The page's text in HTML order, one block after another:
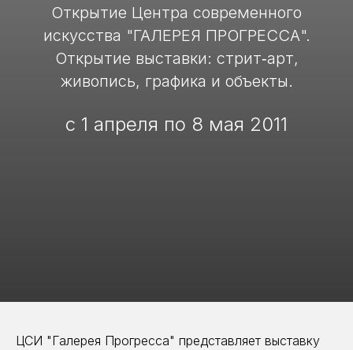
Открытие Центра современного
искусства "ГАЛЕРЕЯ ПРОГРЕССА".
Открытие выставки: стрит‑арт,
живопись, графика и объекты.
с 1 апреля по 8 мая 2011
ЦСИ "Галерея Прогресса" представляет выставку